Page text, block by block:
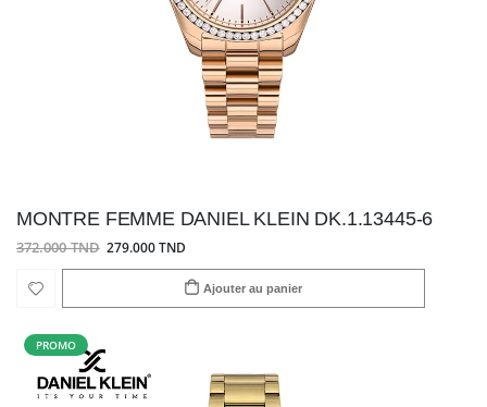
MONTRE FEMME DANIEL KLEIN DK.1.13445-6
372.000 TND 279.000 TND
Ajouter au panier
PROMO